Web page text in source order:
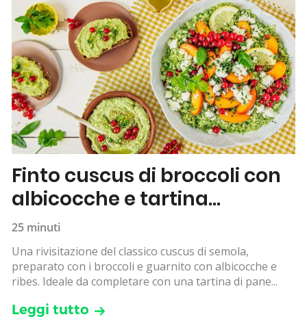
Finto cuscus di broccoli con
albicocche e tartina
all’hummus
25 minuti
Una rivisitazione del classico cuscus di semola,
preparato con i broccoli e guarnito con albicocche e
ribes. Ideale da completare con una tartina di pane...
Leggi tutto